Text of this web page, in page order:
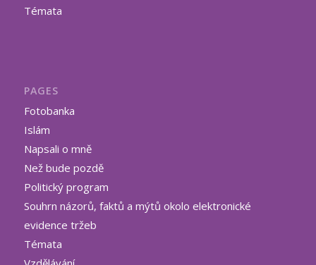
Témata
PAGES
Fotobanka
Islám
Napsali o mně
Než bude pozdě
Politický program
Souhrn názorů, faktů a mýtů okolo elektronické
evidence tržeb
Témata